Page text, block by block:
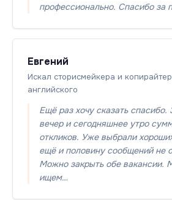
профессионально. Спасибо за
Евгений
Искал сторисмейкера и
английского
Ещё раз хочу сказать
вечер и сегодняшнее утро
откликов. Уже выбрали
ещё и половину сообщений не
Можно закрыть обе вакансии.
ищем…